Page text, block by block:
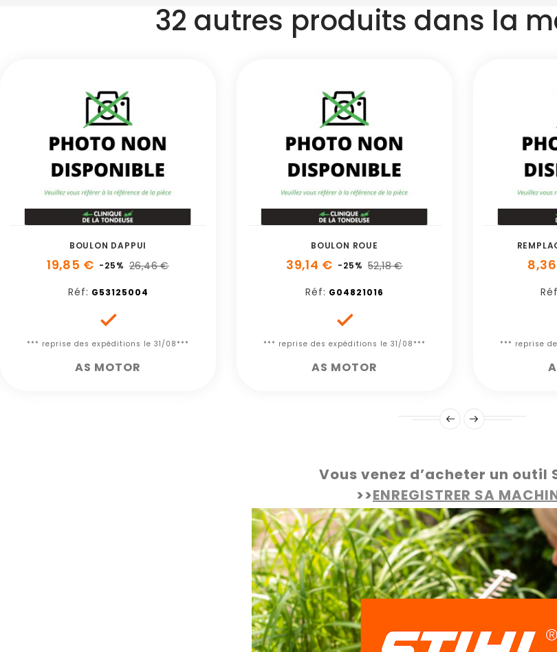
32 autres produits dans la
BOULON DAPPUI
19,85 € -25% 26,46 €
Réf: G53125004

*** reprise des expéditions le 31/08***
AS MOTOR
BOULON ROUE
39,14 € -25% 52,18 €
Réf: G04821016

*** reprise des expéditions le 31/08***
AS MOTOR
*** reprise
Vous venez d’acheter un outil
>>ENREGISTRER SA